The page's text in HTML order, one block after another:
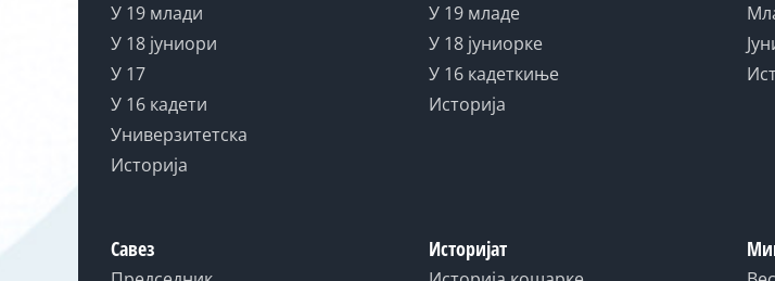
У 19 млади
У 18 јуниори
У 17
У 16 кадети
Универзитетска
Историја
Савез
У 19 младе
У 18 јуниорке
У 16 кадеткиње
Историја
Историјат